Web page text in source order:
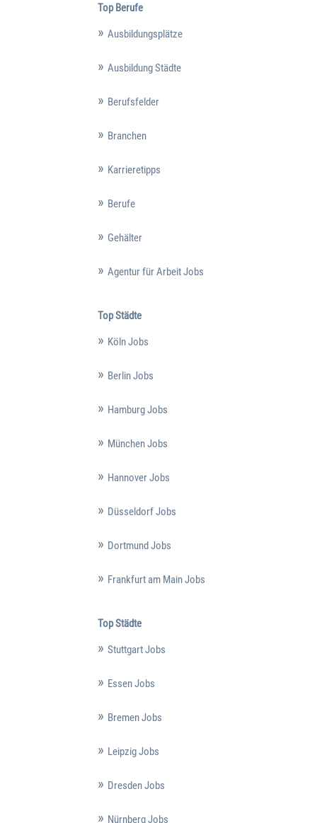
Top Berufe
Ausbildungsplätze
Ausbildung Städte
Berufsfelder
Branchen
Karrieretipps
Berufe
Gehälter
Agentur für Arbeit Jobs
Top Städte
Köln Jobs
Berlin Jobs
Hamburg Jobs
München Jobs
Hannover Jobs
Düsseldorf Jobs
Dortmund Jobs
Frankfurt am Main Jobs
Top Städte
Stuttgart Jobs
Essen Jobs
Bremen Jobs
Leipzig Jobs
Dresden Jobs
Nürnberg Jobs